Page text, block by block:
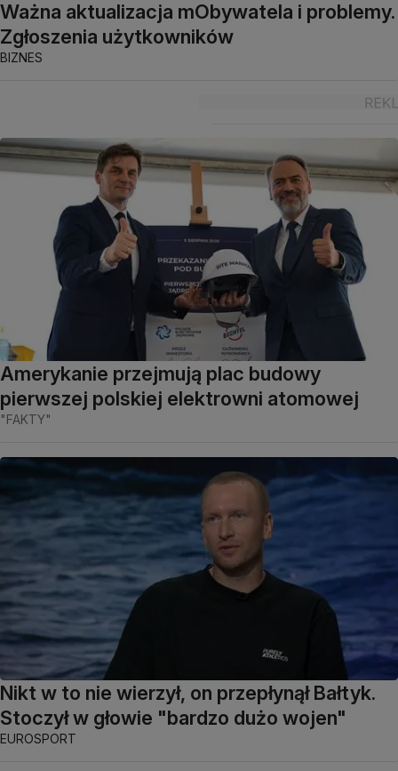
Ważna aktualizacja mObywatela i problemy.
Zgłoszenia użytkowników
BIZNES
Amerykanie przejmują plac budowy
pierwszej polskiej elektrowni atomowej
"FAKTY"
Nikt w to nie wierzył, on przepłynął Bałtyk.
Stoczył w głowie "bardzo dużo wojen"
EUROSPORT